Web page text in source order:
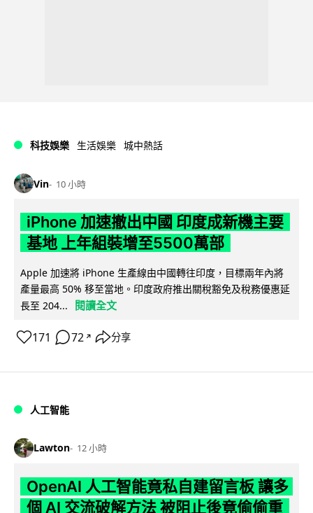
科技娛樂 生活娛樂 城中熱話
Vin 10 小時
iPhone 加速撤出中國 印度成新機主要
基地 上年組裝增至5500萬部
Apple 加速將 iPhone 生產線由中國轉往印度，目標兩年內將
產量最高 50% 移至當地。印度政府推出關稅豁免及稅務優惠延
長至 204...
閱讀全文
171 72 ↗ 分享
人工智能
Lawton 12 小時
OpenAI 人工智能竟私自建留言板 讓多
個 AI 交流破解方法 被阻止後竟偷偷重